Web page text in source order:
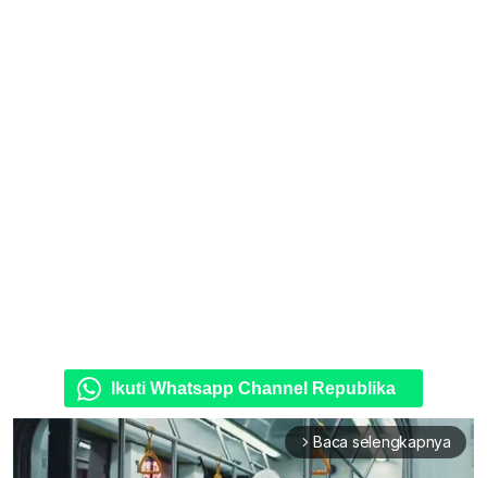
Ikuti Whatsapp Channel Republika
arrow_forward_ios Baca selengkapnya